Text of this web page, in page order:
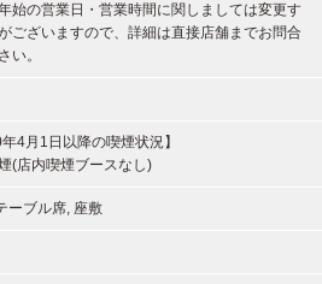
始の営業日・営業時間に関しましては変更す
ございますので、詳細は直接店舗までお問合
い。
年4月1日以降の喫煙状況】
(店内喫煙ブースなし)
ーブル席, 座敷